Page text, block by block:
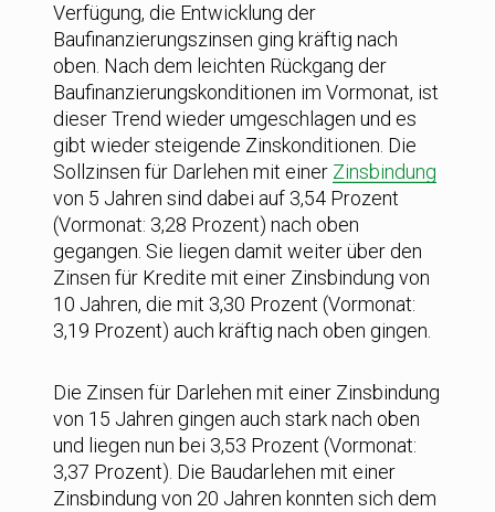
Verfügung, die Entwicklung der
Baufinanzierungszinsen ging kräftig nach
oben. Nach dem leichten Rückgang der
Baufinanzierungskonditionen im Vormonat, ist
dieser Trend wieder umgeschlagen und es
gibt wieder steigende Zinskonditionen. Die
Sollzinsen für Darlehen mit einer Zinsbindung
von 5 Jahren sind dabei auf 3,54 Prozent
(Vormonat: 3,28 Prozent) nach oben
gegangen. Sie liegen damit weiter über den
Zinsen für Kredite mit einer Zinsbindung von
10 Jahren, die mit 3,30 Prozent (Vormonat:
3,19 Prozent) auch kräftig nach oben gingen.
Die Zinsen für Darlehen mit einer Zinsbindung
von 15 Jahren gingen auch stark nach oben
und liegen nun bei 3,53 Prozent (Vormonat:
3,37 Prozent). Die Baudarlehen mit einer
Zinsbindung von 20 Jahren konnten sich dem